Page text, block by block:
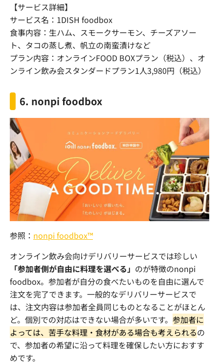
【サービス詳細】
サービス名： 1DISH foodbox
食事内容：生ハム、スモークサーモン、チーズアソー
ト、タコの蒸し煮、帆立の南蛮漬けなど
プラン内容：オンラインFOOD BOXプラン（税込）、オ
ンライン飲み会スタンダードプラン1人3,980円（税込）
6. nonpi foodbox
参照： nonpi foodbox™
オンライン飲み会向けデリバリーサービスでは珍しい
「参加者側が自由に料理を選べる」 のが特徴のnonpi
foodbox。参加者が自分の食べたいものを自由に選んで
注文を完了できます。一般的なデリバリーサービスで
は、注文内容は参加者全員同じものとなることがほとん
ど。個別での対応はできない場合が多いです。 参加者に
よっては、苦手な料理・食材がある場合も考えられるの
で、参加者の希望に沿って料理を確保したい方におすす
めです。